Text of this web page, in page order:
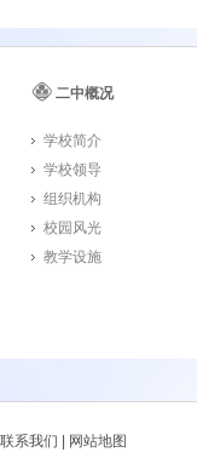
二中概况
学校简介
学校领导
组织机构
校园风光
教学设施
联系我们 网站地图